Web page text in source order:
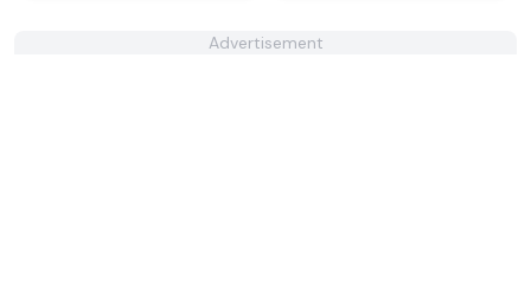
Advertisement